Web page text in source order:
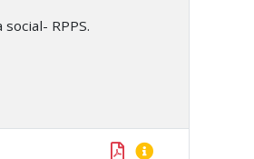
RPPS.